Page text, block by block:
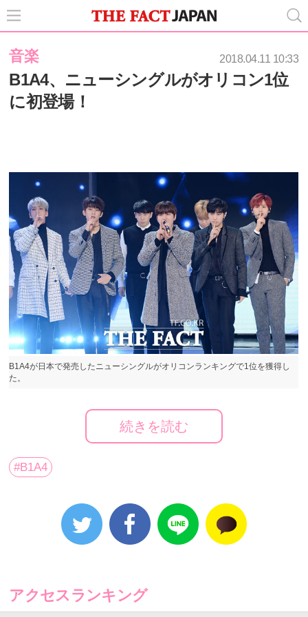
音楽 2018.04.11 10:33
B1A4、ニューシングルがオリコン1位
に初登場！
B1A4が日本で発売したニューシングルがオリコンランキングで1位を獲得し
た。
B1A4が日本で発売したニューシングルがオリコンラン
オリコンが発表した最新チャート（4月9日付）による
と、B1A4が今月10日に発表したシングル「会えるま
で」は発売初日17.022枚の売上を記録し、デイリーCD
B1A4は9日に東京で新曲イベントを開催するなど本格
続きを読む
#B1A4
アクセスランキング